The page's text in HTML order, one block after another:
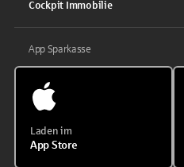
Cockpit Immobilie
App Sparkasse
Laden im
App Store